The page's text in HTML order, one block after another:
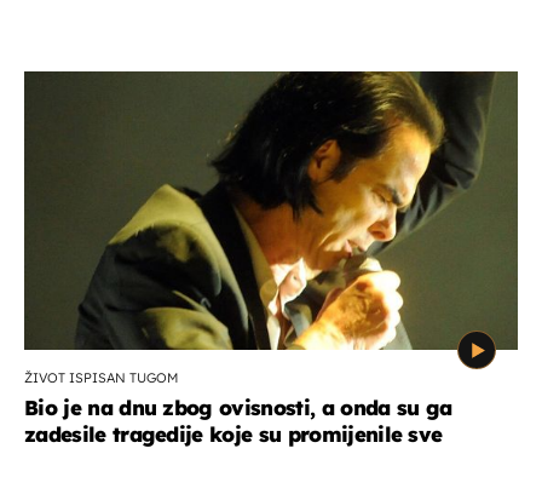
ŽIVOT ISPISAN TUGOM
Bio je na dnu zbog ovisnosti, a onda su ga
zadesile tragedije koje su promijenile sve